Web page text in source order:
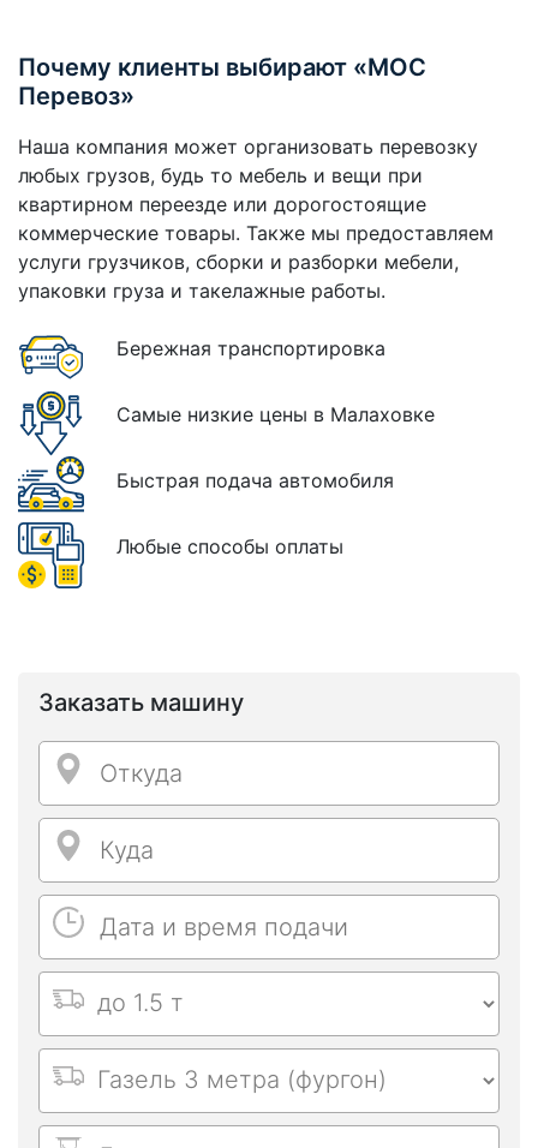
Почему клиенты выбирают «МОС
Перевоз»
Наша компания может организовать перевозку
любых грузов, будь то мебель и вещи при
квартирном переезде или дорогостоящие
коммерческие товары. Также мы предоставляем
услуги грузчиков, сборки и разборки мебели,
упаковки груза и такелажные работы.
Бережная транспортировка
Самые низкие цены в Малаховке
Быстрая подача автомобиля
Любые способы оплаты
Заказать машину